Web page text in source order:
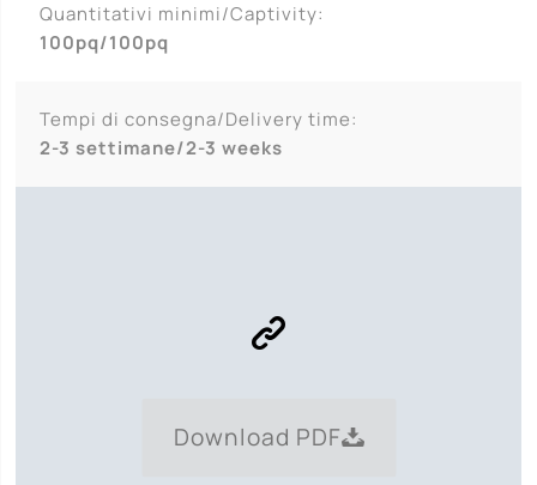
Quantitativi minimi/Captivity:
100pq/100pq
Tempi di consegna/Delivery time:
2-3 settimane/2-3 weeks
Download PDF